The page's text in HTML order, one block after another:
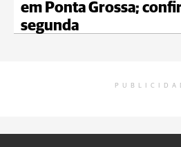
em Ponta Grossa;
segunda